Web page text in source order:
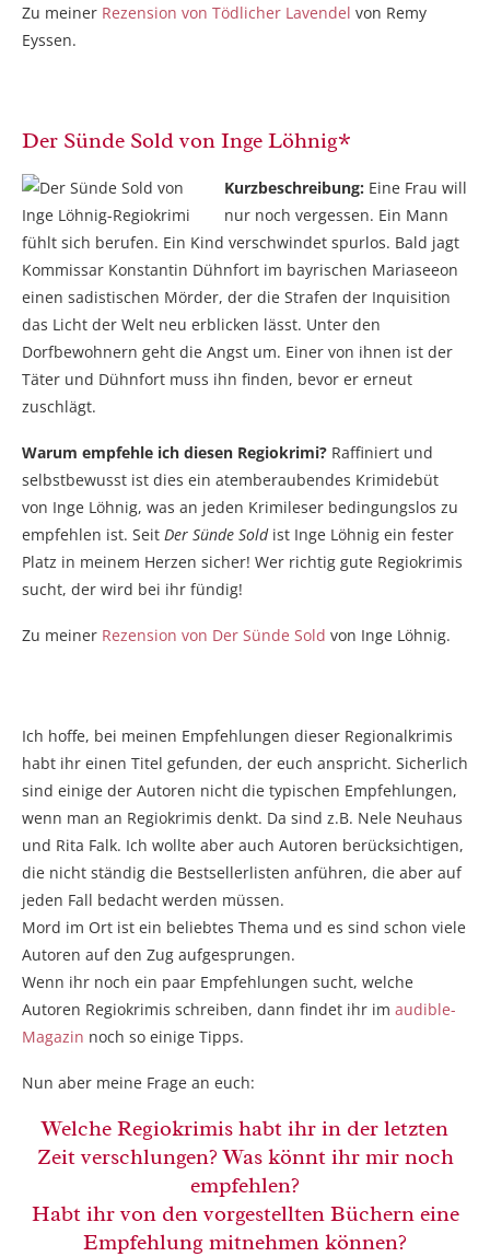
Zu meiner Rezension von Tödlicher Lavendel von Remy
Eyssen.
Der Sünde Sold von Inge Löhnig*
Kurzbeschreibung: Eine Frau will
nur noch vergessen. Ein Mann
fühlt sich berufen. Ein Kind verschwindet spurlos. Bald jagt
Kommissar Konstantin Dühnfort im bayrischen Mariaseeon
einen sadistischen Mörder, der die Strafen der Inquisition
das Licht der Welt neu erblicken lässt. Unter den
Dorfbewohnern geht die Angst um. Einer von ihnen ist der
Täter und Dühnfort muss ihn finden, bevor er erneut
zuschlägt.
Warum empfehle ich diesen Regiokrimi? Raffiniert und
selbstbewusst ist dies ein atemberaubendes Krimidebüt
von Inge Löhnig, was an jeden Krimileser bedingungslos zu
empfehlen ist. Seit Der Sünde Soldist Inge Löhnig ein fester
Platz in meinem Herzen sicher! Wer richtig gute Regiokrimis
sucht, der wird bei ihr fündig!
Zu meiner Rezension von Der Sünde Sold von Inge Löhnig.
Ich hoffe, bei meinen Empfehlungen dieser Regionalkrimis
habt ihr einen Titel gefunden, der euch anspricht. Sicherlich
sind einige der Autoren nicht die typischen Empfehlungen,
wenn man an Regiokrimis denkt. Da sind z.B. Nele Neuhaus
und Rita Falk. Ich wollte aber auch Autoren berücksichtigen,
die nicht ständig die Bestsellerlisten anführen, die aber auf
jeden Fall bedacht werden müssen.
Mord im Ort ist ein beliebtes Thema und es sind schon viele
Autoren auf den Zug aufgesprungen.
Wenn ihr noch ein paar Empfehlungen sucht, welche
Autoren Regiokrimis schreiben, dann findet ihr im audible-
Magazin noch so einige Tipps.
Nun aber meine Frage an euch:
Welche Regiokrimis habt ihr in der letzten
Zeit verschlungen? Was könnt ihr mir noch
empfehlen?
Habt ihr von den vorgestellten Büchern eine
Empfehlung mitnehmen können?